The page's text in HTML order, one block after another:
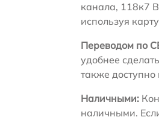
канала, 118к7
используя
Переводом по
удобнее
также
Наличными:
наличными.